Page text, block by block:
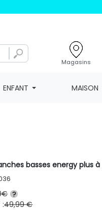
Magasins
ENFANT MAISON
basses energy plus
?
:49,99 €